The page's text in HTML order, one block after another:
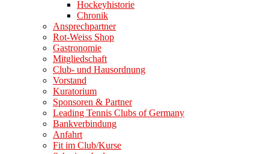
Hockeyhistorie
Chronik
Ansprechpartner
Rot-Weiss Shop
Gastronomie
Mitgliedschaft
Club- und Hausordnung
Vorstand
Kuratorium
Sponsoren & Partner
Leading Tennis Clubs of Germany
Bankverbindung
Anfahrt
Fit im Club/Kurse